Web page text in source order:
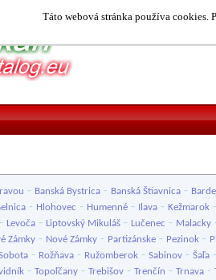
Táto webová stránka používa cookies.
- Banská Bystrica - Banská Štiavnica -
- Hlohovec - Humenné - Ilava - Kežmarok
- Levoča - Liptovský Mikuláš - Lučenec - Malacky
Zámky - Nové Zámky - Partizánske - Pezinok -
- Rožňava - Ružomberok - Sabinov - Šaľa
- Topoľčany - Trebišov - Trenčín - Trnava -